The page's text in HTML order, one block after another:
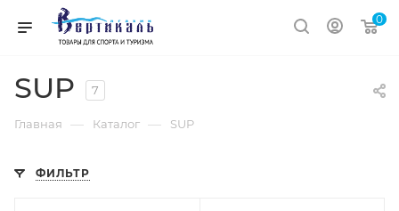
0
SUP 7
Главная — Каталог — SUP
ФИЛЬТР